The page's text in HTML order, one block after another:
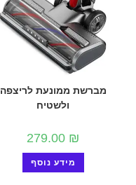
מברשת ממונעת לריצפה
ולשטיח
279.00 ₪
מידע נוסף